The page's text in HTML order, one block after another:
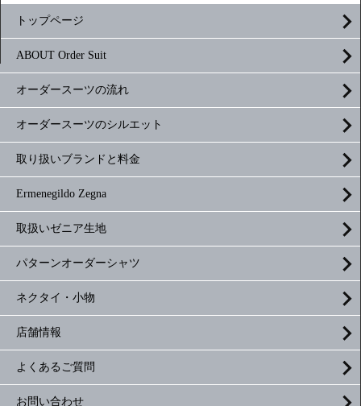
トップページ
ABOUT Order Suit
オーダースーツの流れ
オーダースーツのシルエット
取り扱いブランドと料金
Ermenegildo Zegna
取扱いゼニア生地
パターンオーダーシャツ
ネクタイ・小物
店舗情報
よくあるご質問
お問い合わせ